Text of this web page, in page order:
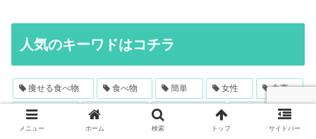
人気のキーワドはコチラ
痩せる食べ物 食べ物 簡単 女性 食事
短期間 芸能人
メニュー ホーム 検索 トップ サイドバー